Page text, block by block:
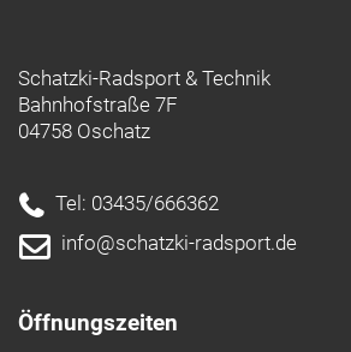
Schatzki-Radsport & Technik
Bahnhofstraße 7F
04758 Oschatz
Tel: 03435/666362
info@schatzki-radsport.de
Öffnungszeiten